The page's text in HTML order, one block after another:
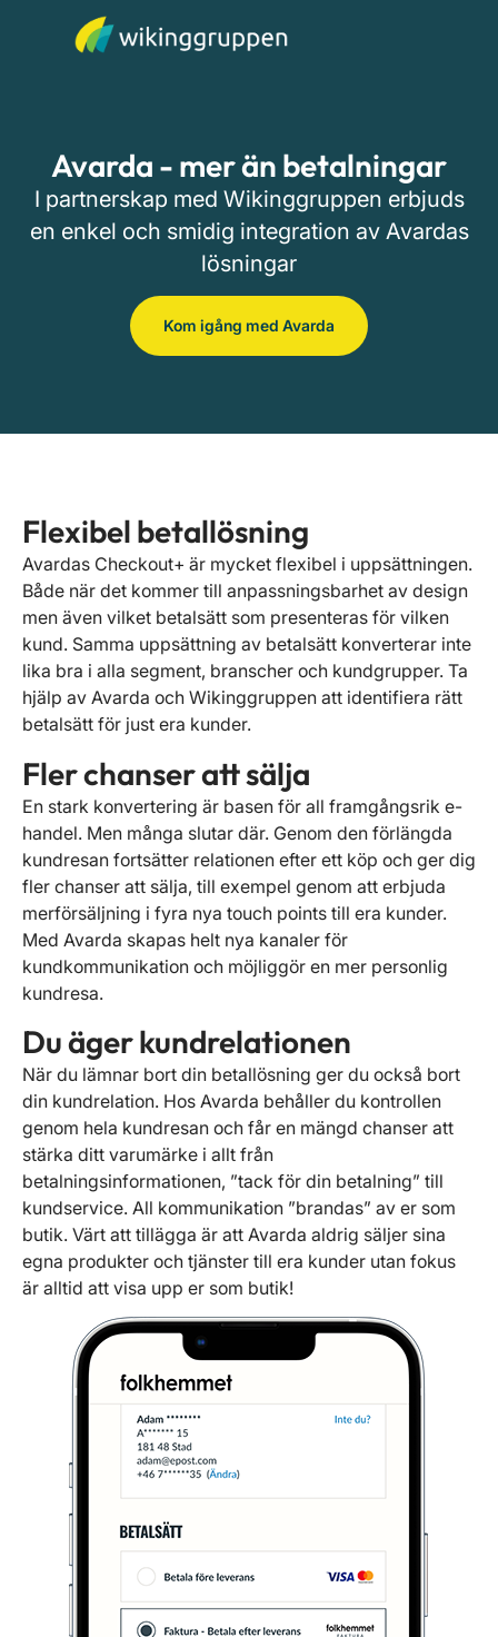
Avarda - mer än betalningar
I partnerskap med Wikinggruppen erbjuds
en enkel och smidig integration av Avardas
lösningar
Kom igång med Avarda
Flexibel betallösning
Avardas Checkout+ är mycket flexibel i uppsättningen.
Både när det kommer till anpassningsbarhet av design
men även vilket betalsätt som presenteras för vilken
kund. Samma uppsättning av betalsätt konverterar inte
lika bra i alla segment, branscher och kundgrupper. Ta
hjälp av Avarda och Wikinggruppen att identifiera rätt
betalsätt för just era kunder.
Fler chanser att sälja
En stark konvertering är basen för all framgångsrik e-
handel. Men många slutar där. Genom den förlängda
kundresan fortsätter relationen efter ett köp och ger dig
fler chanser att sälja, till exempel genom att erbjuda
merförsäljning i fyra nya touch points till era kunder.
Med Avarda skapas helt nya kanaler för
kundkommunikation och möjliggör en mer personlig
kundresa.
Du äger kundrelationen
När du lämnar bort din betallösning ger du också bort
din kundrelation. Hos Avarda behåller du kontrollen
genom hela kundresan och får en mängd chanser att
stärka ditt varumärke i allt från
betalningsinformationen, ”tack för din betalning” till
kundservice. All kommunikation ”brandas” av er som
butik. Värt att tillägga är att Avarda aldrig säljer sina
egna produkter och tjänster till era kunder utan fokus
är alltid att visa upp er som butik!